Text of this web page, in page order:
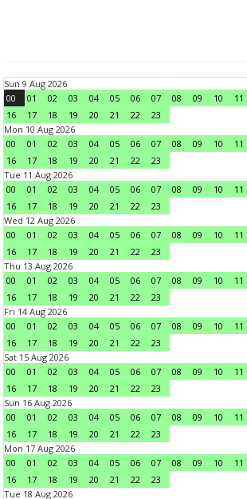
Sun 9 Aug 2026
00
01 02 03 04 05 06 07 08 09 10 11
16
17 18 19 20 21 22
23
Mon 10 Aug 2026
00
01 02 03 04 05 06 07 08 09 10 11
16
17 18 19 20 21 22
23
Tue 11 Aug 2026
00
01 02 03 04 05 06 07 08 09 10 11
16
17 18 19 20 21 22
23
Wed 12 Aug 2026
00
01 02 03 04 05 06 07 08 09 10 11
16
17 18 19 20 21 22
23
Thu 13 Aug 2026
00
01 02 03 04 05 06 07 08 09 10 11
16
17 18 19 20 21 22
23
Fri 14 Aug 2026
00
01 02 03 04 05 06 07 08 09 10 11
16
17 18 19 20 21 22
23
Sat 15 Aug 2026
00
01 02 03 04 05 06 07 08 09 10 11
16
17 18 19 20 21 22
23
Sun 16 Aug 2026
00
01 02 03 04 05 06 07 08 09 10 11
16
17 18 19 20 21 22
23
Mon 17 Aug 2026
00
01 02 03 04 05 06 07 08 09 10 11
16
17 18 19 20 21 22
23
Tue 18 Aug 2026